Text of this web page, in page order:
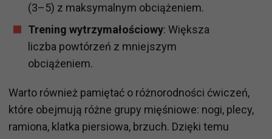
(3–5) z maksymalnym obciążeniem.
Trening wytrzymałościowy: Większa
liczba powtórzeń z mniejszym
obciążeniem.
Warto również pamiętać o różnorodności ćwiczeń,
które obejmują różne grupy mięśniowe: nogi, plecy,
ramiona, klatka piersiowa, brzuch. Dzięki temu